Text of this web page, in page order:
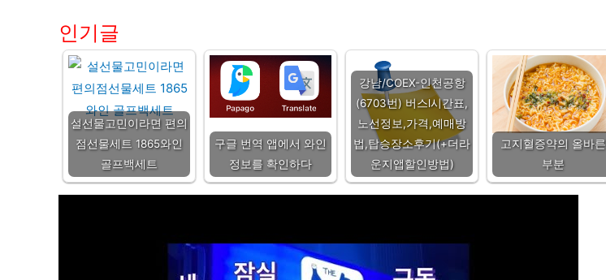
인기글
설선물고민이라면 편의
점선물세트 1865와인
골프백세트
구글 번역 앱에서 와인
정보를 확인하다
강남/COEX-인천공항
(6703번) 버스l시간표,
노선정보,가격,예매방
법,탑승장소후기(+더라
운지앱할인방법)
고지혈증약의 올바른
부분